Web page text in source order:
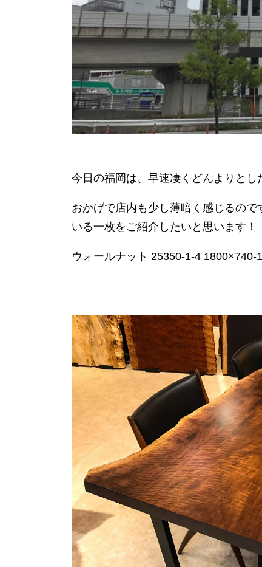
今日の福岡は、早速凄くどんよりと
おかげで店内も少し薄暗く感じるの
いる一枚をご紹介したいと思います！
ウォールナット 25350-1-4 1800×740-